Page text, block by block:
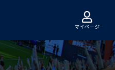
マイページ